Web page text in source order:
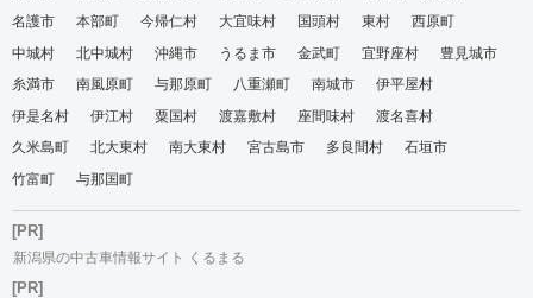
名護市
本部町 今帰仁村 大宜味村 国頭村 東村
西原町
中城村
北中城村 沖縄市 うるま市 金武町 宜野座村
豊見城市
糸満市
南風原町 与那原町 八重瀬町 南城市
伊平屋村
伊是名村
伊江村 粟国村 渡嘉敷村 座間味村
渡名喜村
久米島町
北大東村 南大東村 宮古島市 多良間村
石垣市
竹富町
与那国町
[PR]
新潟県の中古車情報サイト くるまる
[PR]